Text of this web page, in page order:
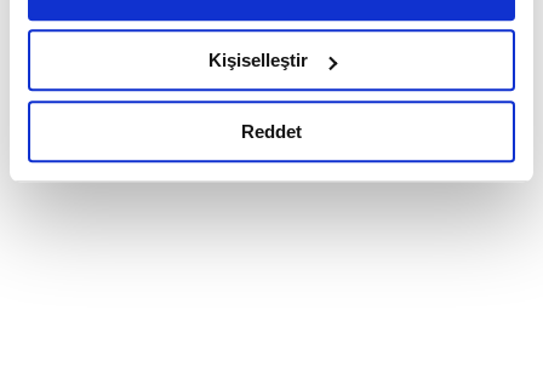
6698 sayılı Kişisel Verilerin Korunması Kanunu uyarınca
okumak ve sitemizi ziyaretiniz kapsamında
gerçekleştirilen veri işleme faaliyetleri ile ilgili daha
detaylı bilgi almak için lütfentıklayınız.
Kişiselleştir
Reddet